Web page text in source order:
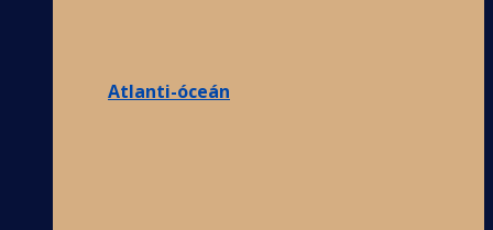
Atlanti-óceán